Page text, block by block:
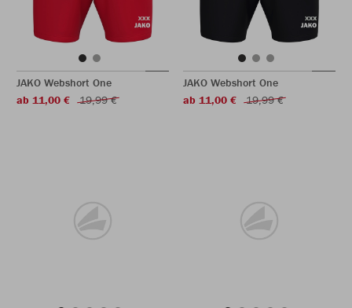
JAKO Webshort One
ab 11,00 €
19,99 €
JAKO Webshort One
ab 11,00 €
19,99 €